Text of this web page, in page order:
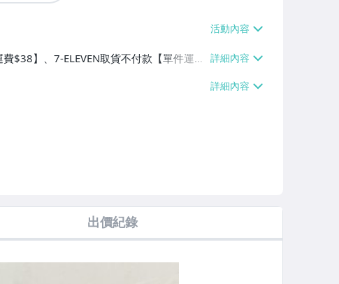
$38】、7-ELEVEN取貨不付款【單件運費
$60、消費滿$1000免運費】、郵局掛號
費滿$700免運費】、低溫配送【單件運費
出價紀錄